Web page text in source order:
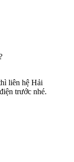
liên hệ Hải
trước nhé.